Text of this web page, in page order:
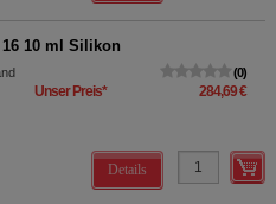
10 ml Silikon
0
Unser Preis* 284,69 €
Details